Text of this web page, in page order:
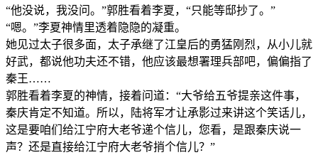
“他没说，我没问。”郭胜看着李夏，“只能等邸抄了。”
“嗯。”李夏神情里透着隐隐的凝重。
她见过太子很多面，太子承继了江皇后的勇猛刚烈，从小儿就
好武，都说他功夫还不错，他应该最想署理兵部吧，偏偏指了
秦王……
郭胜看着李夏的神情，接着问道：“大爷给五爷提亲这件事，
秦庆肯定不知道。所以，陆将军才让承影过来讲这个笑话儿，
这是要咱们给江宁府大老爷递个信儿，您看，是跟秦庆说一
声？还是直接给江宁府大老爷捎个信儿？”